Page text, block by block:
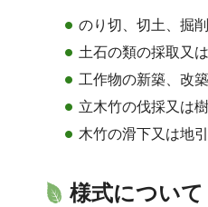
のり切、切土、掘
土石の類の採取又
工作物の新築、改
立木竹の伐採又は
木竹の滑下又は地
様式について